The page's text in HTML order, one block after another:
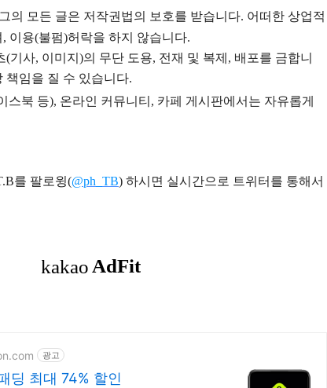
의 모든 글은 저작권법의 보호를 받습니다. 어떠한 상업적
, 이용(불펌)허락을 하지 않습니다.
기사, 이미지)의 무단 도용, 전재 및 복제, 배포를 금합니
책임을 질 수 있습니다.
스북 등), 온라인 커뮤니티, 카페 게시판에서는 자유롭게
를 팔로윙(@ph_TB) 하시면 실시간으로 트위터를 통해서
광고
딩 최대 74% 할인